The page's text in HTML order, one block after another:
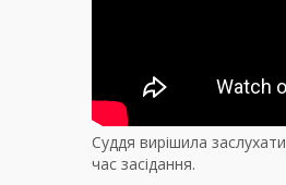
Суддя вирішила заслухати
час засідання.